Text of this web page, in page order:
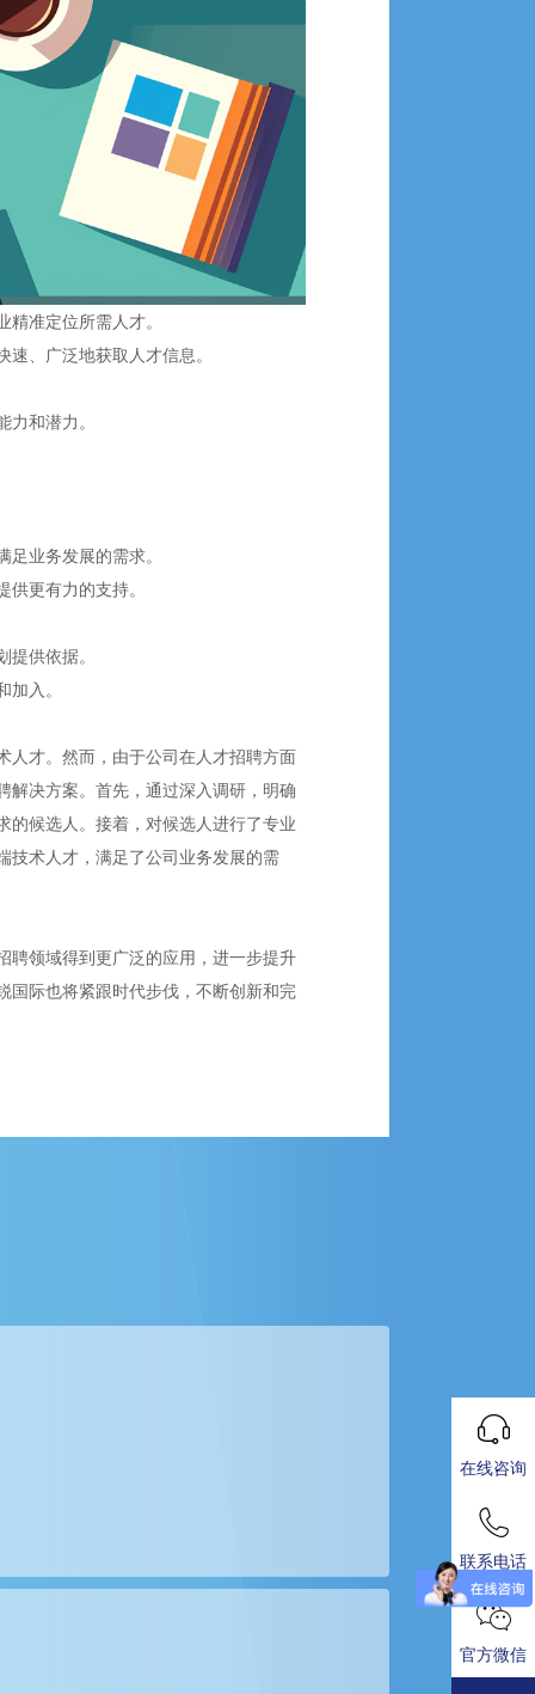
准定位所需人才。
速、广泛地获取人才信息。
和潜力。
业务发展的需求。
更有力的支持。
供依据。
入。
人才。然而，由于公司在人才招聘方面
解决方案。首先，通过深入调研，明确
的候选人。接着，对候选人进行了专业
技术人才，满足了公司业务发展的需
聘领域得到更广泛的应用，进一步提升
国际也将紧跟时代步伐，不断创新和完
在线咨询
联系电话
官方微信